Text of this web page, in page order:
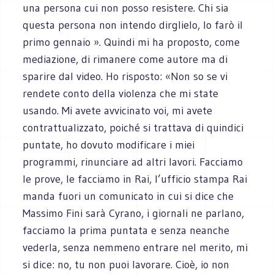
una persona cui non posso resistere. Chi sia
questa persona non intendo dirglielo, lo farò il
primo gennaio ». Quindi mi ha proposto, come
mediazione, di rimanere come autore ma di
sparire dal video. Ho risposto: «Non so se vi
rendete conto della violenza che mi state
usando. Mi avete avvicinato voi, mi avete
contrattualizzato, poiché si trattava di quindici
puntate, ho dovuto modificare i miei
programmi, rinunciare ad altri lavori. Facciamo
le prove, le facciamo in Rai, l’ufficio stampa Rai
manda fuori un comunicato in cui si dice che
Massimo Fini sarà Cyrano, i giornali ne parlano,
facciamo la prima puntata e senza neanche
vederla, senza nemmeno entrare nel merito, mi
si dice: no, tu non puoi lavorare. Cioè, io non